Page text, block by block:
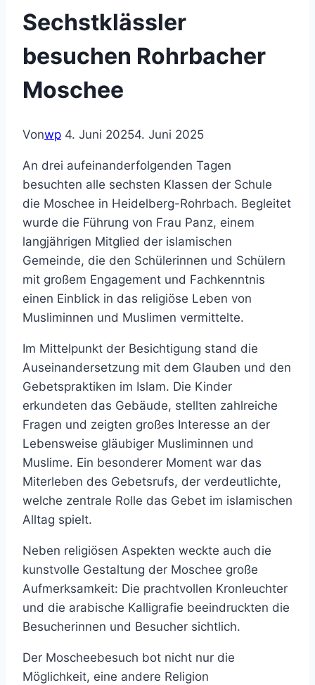
Sechstklässler
besuchen Rohrbacher
Moschee
Vonwp 4. Juni 20254. Juni 2025
An drei aufeinanderfolgenden Tagen
besuchten alle sechsten Klassen der Schule
die Moschee in Heidelberg-Rohrbach. Begleitet
wurde die Führung von Frau Panz, einem
langjährigen Mitglied der islamischen
Gemeinde, die den Schülerinnen und Schülern
mit großem Engagement und Fachkenntnis
einen Einblick in das religiöse Leben von
Musliminnen und Muslimen vermittelte.
Im Mittelpunkt der Besichtigung stand die
Auseinandersetzung mit dem Glauben und den
Gebetspraktiken im Islam. Die Kinder
erkundeten das Gebäude, stellten zahlreiche
Fragen und zeigten großes Interesse an der
Lebensweise gläubiger Musliminnen und
Muslime. Ein besonderer Moment war das
Miterleben des Gebetsrufs, der verdeutlichte,
welche zentrale Rolle das Gebet im islamischen
Alltag spielt.
Neben religiösen Aspekten weckte auch die
kunstvolle Gestaltung der Moschee große
Aufmerksamkeit: Die prachtvollen Kronleuchter
und die arabische Kalligrafie beeindruckten die
Besucherinnen und Besucher sichtlich.
Der Moscheebesuch bot nicht nur die
Möglichkeit, eine andere Religion